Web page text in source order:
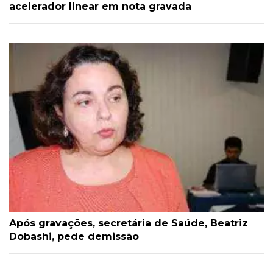
acelerador linear em nota gravada
Após gravações, secretária de Saúde, Beatriz
Dobashi, pede demissão